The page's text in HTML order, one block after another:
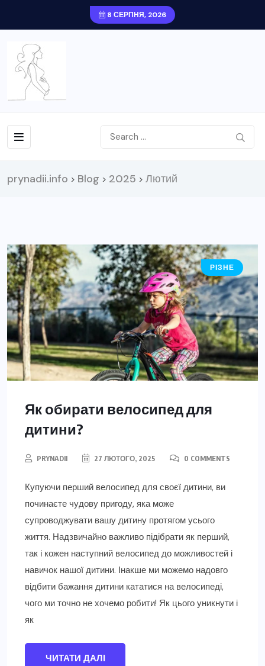
8 СЕРПНЯ, 2026
prynadii.info > Blog > 2025 > Лютий
РІЗНЕ
Як обирати велосипед для
дитини?
PRYNADII 27 ЛЮТОГО, 2025 0 COMMENTS
Купуючи перший велосипед для своєї дитини, ви
починаєте чудову пригоду, яка може
супроводжувати вашу дитину протягом усього
життя. Надзвичайно важливо підібрати як перший,
так і кожен наступний велосипед до можливостей і
навичок нашої дитини. Інакше ми можемо надовго
відбити бажання дитини кататися на велосипеді,
чого ми точно не хочемо робити! Як цього уникнути і
як
ЧИТАТИ ДАЛІ